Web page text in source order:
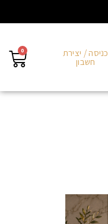
כניסה / יצירת
חשבון
0